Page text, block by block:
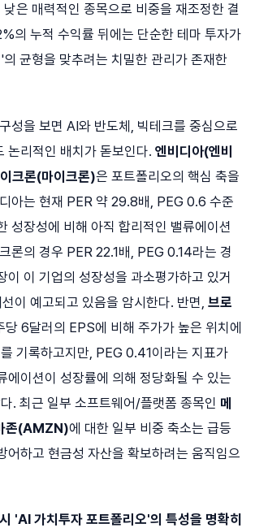
은 매력적인 종목으로 비중을 재조정한 결
의 누적 수익률 뒤에는 단순한 테마 투자가
균형을 맞추려는 치밀한 관리가 존재한
성을 보면 AI와 반도체, 빅테크를 중심으로
논리적인 배치가 돋보인다. 엔비디아(엔비
크론(마이크론)은 포트폴리오의 핵심 축을
아는 현재 PER 약 29.8배, PEG 0.6 수준
성장성에 비해 아직 합리적인 밸류에이션
론의 경우 PER 22.1배, PEG 0.14라는 경
이 이 기업의 성장성을 과소평가하고 있거
이 예고되고 있음을 암시한다. 반면, 브로
당 6달러의 EPS에 비해 주가가 높은 위치에
기록하고지만, PEG 0.41이라는 지표가
에이션이 성장률에 의해 정당화될 수 있는
. 최근 일부 소프트웨어/플랫폼 종목인 메
존(AMZN)에 대한 일부 비중 축소는 급등
어하고 현금성 자산을 확보하려는 움직임으
'AI 가치투자 포트폴리오'의 특성을 명확히